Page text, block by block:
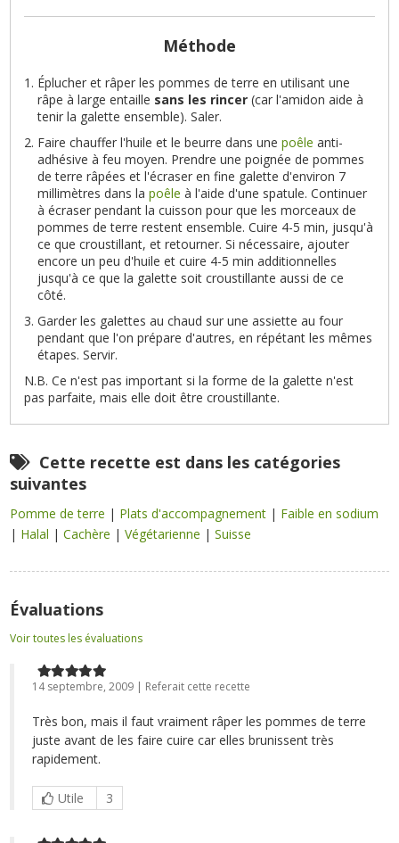
Méthode
Éplucher et râper les pommes de terre en utilisant une
râpe à large entaille sans les rincer (car l'amidon aide à
tenir la galette ensemble). Saler.
Faire chauffer l'huile et le beurre dans unepoêle anti-
adhésive à feu moyen. Prendre une poignée de pommes
de terre râpées et l'écraser en fine galette d'environ 7
millimètres dans lapoêle à l'aide d'une spatule. Continuer
à écraser pendant la cuisson pour que les morceaux de
pommes de terre restent ensemble. Cuire 4-5 min, jusqu'à
ce que croustillant, et retourner. Si nécessaire, ajouter
encore un peu d'huile et cuire 4-5 min additionnelles
jusqu'à ce que la galette soit croustillante aussi de ce
côté.
Garder les galettes au chaud sur une assiette au four
pendant que l'on prépare d'autres, en répétant les mêmes
étapes. Servir.
N.B. Ce n'est pas important si la forme de la galette n'est
pas parfaite, mais elle doit être croustillante.
Cette recette est dans les catégories
suivantes
Pomme de terre | Plats d'accompagnement | Faible en sodium
| Halal |Cachère |Végétarienne |Suisse
Évaluations
Voir toutes les évaluations
14 septembre, 2009 | Referait cette recette
Très bon, mais il faut vraiment râper les pommes de terre
juste avant de les faire cuire car elles brunissent très
rapidement.
Utile 3